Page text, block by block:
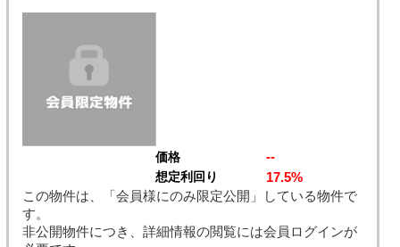
価格 --
想定利回り
17.5%
この物件は、「会員様にのみ限定公開」している物件で
す。
非公開物件につき、詳細情報の閲覧には会員ログインが